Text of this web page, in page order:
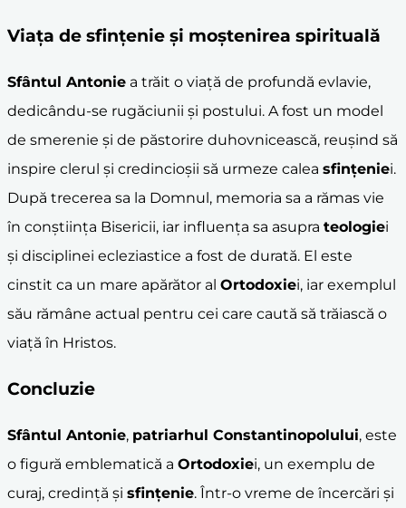
Viața de sfințenie și moștenirea spirituală
Sfântul Antonie a trăit o viață de profundă evlavie,
dedicându-se rugăciunii și postului. A fost un model
de smerenie și de păstorire duhovnicească, reușind să
inspire clerul și credincioșii să urmeze calea sfințeniei.
După trecerea sa la Domnul, memoria sa a rămas vie
în conștiința Bisericii, iar influența sa asupra teologiei
și disciplinei ecleziastice a fost de durată. El este
cinstit ca un mare apărător al Ortodoxiei, iar exemplul
său rămâne actual pentru cei care caută să trăiască o
viață în Hristos.
Concluzie
Sfântul Antonie, patriarhul Constantinopolului, este
o figură emblematică a Ortodoxiei, un exemplu de
curaj, credință și sfințenie. Într-o vreme de încercări și